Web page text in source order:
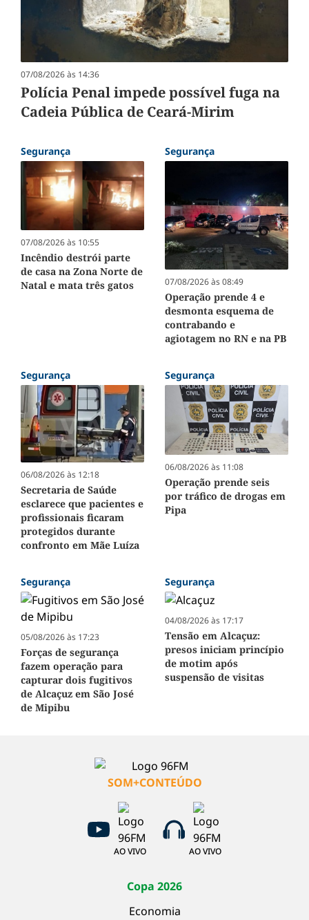
07/08/2026 às 14:36
Polícia Penal impede possível fuga na
Cadeia Pública de Ceará-Mirim
Segurança
07/08/2026 às 10:55
Incêndio destrói parte
de casa na Zona Norte de
Natal e mata três gatos
Segurança
07/08/2026 às 08:49
Operação prende 4 e
desmonta esquema de
contrabando e
agiotagem no RN e na PB
Segurança
06/08/2026 às 12:18
Secretaria de Saúde
esclarece que pacientes e
profissionais ficaram
protegidos durante
confronto em Mãe Luíza
Segurança
06/08/2026 às 11:08
Operação prende seis
por tráfico de drogas em
Pipa
Segurança
05/08/2026 às 17:23
Forças de segurança
fazem operação para
capturar dois fugitivos
de Alcaçuz em São José
de Mipibu
Segurança
04/08/2026 às 17:17
Tensão em Alcaçuz:
presos iniciam princípio
de motim após
suspensão de visitas
SOM+CONTEÚDO
AO VIVO AO VIVO
Copa 2026
Economia